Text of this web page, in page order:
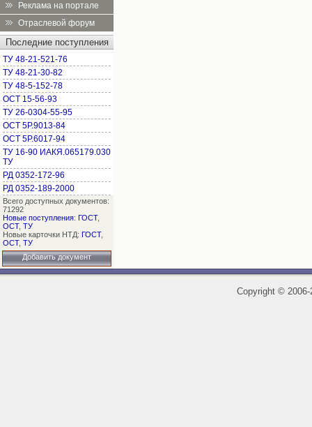
Реклама на портале
Отраслевой форум
Последние поступления
ТУ 48-21-521-76
ТУ 48-21-30-82
ТУ 48-5-152-78
ОСТ 15-56-93
ТУ 26-0304-55-95
ОСТ 5Р.9013-84
ОСТ 5Р.6017-94
ТУ 16-90 ИАКЯ.065179.030
ТУ
РД 0352-172-96
РД 0352-189-2000
Всего доступных документов:
71292
Новые поступления: ГОСТ,
ОСТ, ТУ
Новые карточки НТД: ГОСТ,
ОСТ, ТУ
Добавить документ
Copyright ©